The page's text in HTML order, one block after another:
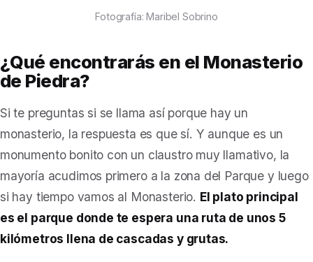
Fotografía: Maribel Sobrino
¿Qué encontrarás en el Monasterio
de Piedra?
Si te preguntas si se llama así porque hay un
monasterio, la respuesta es que sí. Y aunque es un
monumento bonito con un claustro muy llamativo, la
mayoría acudimos primero a la zona del Parque y luego
si hay tiempo vamos al Monasterio. El plato principal
es el parque donde te espera una ruta de unos 5
kilómetros llena de cascadas y grutas.